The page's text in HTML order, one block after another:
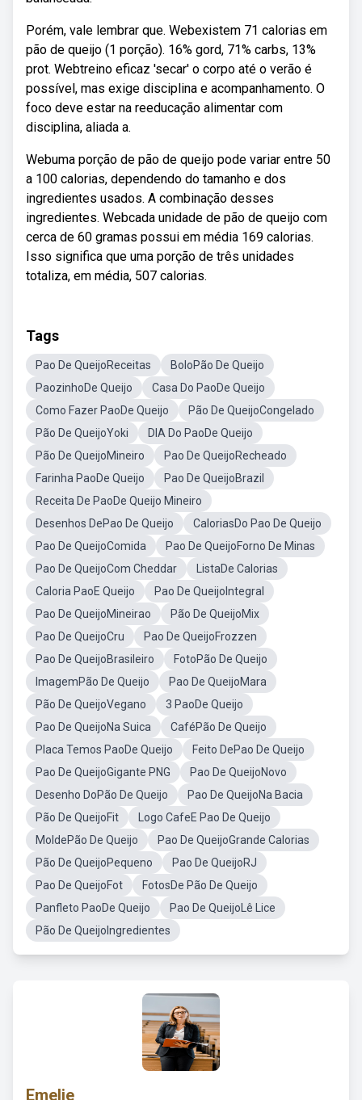
Porém, vale lembrar que. Webexistem 71 calorias em
pão de queijo (1 porção). 16% gord, 71% carbs, 13%
prot. Webtreino eficaz 'secar' o corpo até o verão é
possível, mas exige disciplina e acompanhamento. O
foco deve estar na reeducação alimentar com
disciplina, aliada a.
Webuma porção de pão de queijo pode variar entre 50
a 100 calorias, dependendo do tamanho e dos
ingredientes usados. A combinação desses
ingredientes. Webcada unidade de pão de queijo com
cerca de 60 gramas possui em média 169 calorias.
Isso significa que uma porção de três unidades
totaliza, em média, 507 calorias.
Tags
Pao De QueijoReceitas
BoloPão De Queijo
PaozinhoDe Queijo
Casa Do PaoDe Queijo
Como Fazer PaoDe Queijo
Pão De QueijoCongelado
Pão De QueijoYoki
DIA Do PaoDe Queijo
Pão De QueijoMineiro
Pao De QueijoRecheado
Farinha PaoDe Queijo
Pao De QueijoBrazil
Receita De PaoDe Queijo Mineiro
Desenhos DePao De Queijo
CaloriasDo Pao De Queijo
Pao De QueijoComida
Pao De QueijoForno De Minas
Pao De QueijoCom Cheddar
ListaDe Calorias
Caloria PaoE Queijo
Pao De QueijoIntegral
Pao De QueijoMineirao
Pão De QueijoMix
Pao De QueijoCru
Pao De QueijoFrozzen
Pao De QueijoBrasileiro
FotoPão De Queijo
ImagemPão De Queijo
Pao De QueijoMara
Pão De QueijoVegano
3 PaoDe Queijo
Pao De QueijoNa Suica
CaféPão De Queijo
Placa Temos PaoDe Queijo
Feito DePao De Queijo
Pao De QueijoGigante PNG
Pao De QueijoNovo
Desenho DoPão De Queijo
Pao De QueijoNa Bacia
Pão De QueijoFit
Logo CafeE Pao De Queijo
MoldePão De Queijo
Pao De QueijoGrande Calorias
Pão De QueijoPequeno
Pao De QueijoRJ
Pao De QueijoFot
FotosDe Pão De Queijo
Panfleto PaoDe Queijo
Pao De QueijoLê Lice
Pão De QueijoIngredientes
Emelie